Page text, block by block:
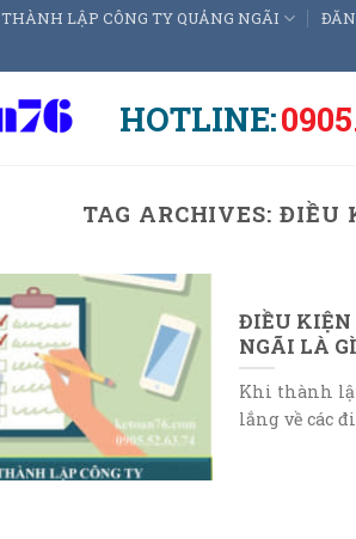
THÀNH LẬP CÔNG TY QUẢNG NGÃI
HOTLINE:
TAG ARCHIVES: ĐIỀU
ĐIỀU KIỆN
NGÃI LÀ
Khi thành
lắng về các